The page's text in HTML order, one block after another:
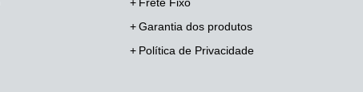
Garantia dos produtos
Política de Privacidade